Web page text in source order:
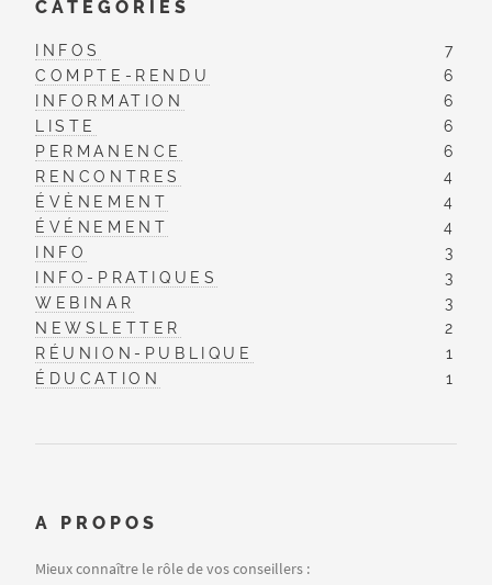
CATÉGORIES
INFOS
7
COMPTE-RENDU
6
INFORMATION
6
LISTE
6
PERMANENCE
6
RENCONTRES
4
ÉVÈNEMENT
4
ÉVÉNEMENT
4
INFO
3
INFO-PRATIQUES
3
WEBINAR
3
NEWSLETTER
2
RÉUNION-PUBLIQUE
1
ÉDUCATION
1
A PROPOS
Mieux connaître le rôle de vos conseillers :